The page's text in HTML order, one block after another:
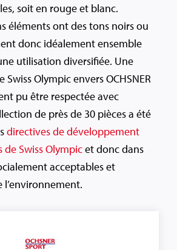
soit en rouge et blanc.
éléments ont des tons noirs ou
donc idéalement ensemble
utilisation diversifiée. Une
Olympic envers OCHSNER
pu être respectée avec
de près de 30 pièces a été
directives de développement
Swiss Olympicet donc dans
acceptables et
l’environnement.